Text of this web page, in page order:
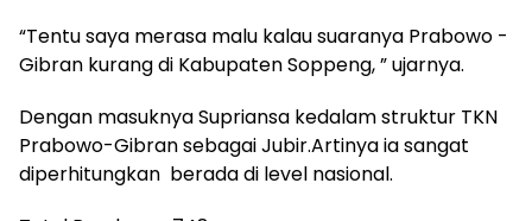
“Tentu saya merasa malu kalau suaranya Prabowo -
Gibran kurang di Kabupaten Soppeng, ” ujarnya.
Dengan masuknya Supriansa kedalam struktur TKN
Prabowo-Gibran sebagai Jubir.Artinya ia sangat
diperhitungkan berada di level nasional.